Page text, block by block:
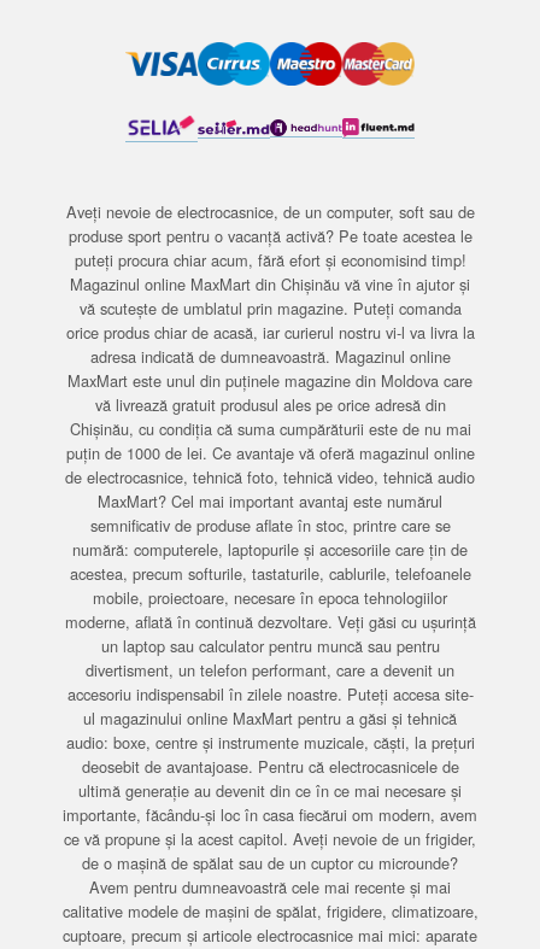
Aveți nevoie de electrocasnice, de un computer, soft sau de
produse sport pentru o vacanță activă? Pe toate acestea le
puteți procura chiar acum, fără efort și economisind timp!
Magazinul online MaxMart din Chișinău vă vine în ajutor și
vă scutește de umblatul prin magazine. Puteți comanda
orice produs chiar de acasă, iar curierul nostru vi-l va livra la
adresa indicată de dumneavoastră. Magazinul online
MaxMart este unul din puținele magazine din Moldova care
vă livrează gratuit produsul ales pe orice adresă din
Chișinău, cu condiția că suma cumpărăturii este de nu mai
puțin de 1000 de lei. Ce avantaje vă oferă magazinul online
de electrocasnice, tehnică foto, tehnică video, tehnică audio
MaxMart? Cel mai important avantaj este numărul
semnificativ de produse aflate în stoc, printre care se
numără: computerele, laptopurile și accesoriile care țin de
acestea, precum softurile, tastaturile, cablurile, telefoanele
mobile, proiectoare, necesare în epoca tehnologiilor
moderne, aflată în continuă dezvoltare. Veți găsi cu ușurință
un laptop sau calculator pentru muncă sau pentru
divertisment, un telefon performant, care a devenit un
accesoriu indispensabil în zilele noastre. Puteți accesa site-
ul magazinului online MaxMart pentru a găsi și tehnică
audio: boxe, centre și instrumente muzicale, căști, la prețuri
deosebit de avantajoase. Pentru că electrocasnicele de
ultimă generație au devenit din ce în ce mai necesare și
importante, făcându-și loc în casa fiecărui om modern, avem
ce vă propune și la acest capitol. Aveți nevoie de un frigider,
de o mașină de spălat sau de un cuptor cu microunde?
Avem pentru dumneavoastră cele mai recente și mai
calitative modele de mașini de spălat, frigidere, climatizoare,
cuptoare, precum și articole electrocasnice mai mici: aparate